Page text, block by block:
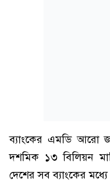
ব্যাংকের এমডি আরো
দশমিক ১৩ বিলিয়ন
দেশের সব ব্যাংকের মধ্যে